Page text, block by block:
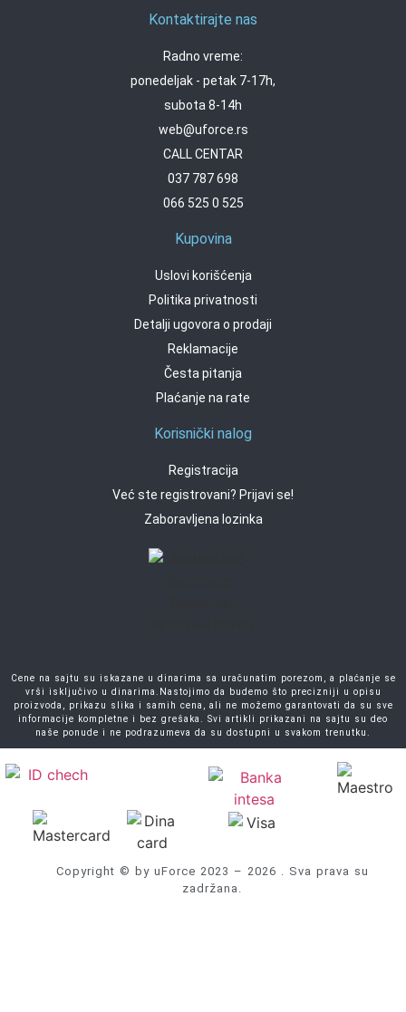
Kontaktirajte nas
Radno vreme:
ponedeljak - petak 7-17h,
subota 8-14h
web@uforce.rs
CALL CENTAR
037 787 698
066 525 0 525
Kupovina
Uslovi korišćenja
Politika privatnosti
Detalji ugovora o prodaji
Reklamacije
Česta pitanja
Plaćanje na rate
Korisnički nalog
Registracija
Već ste registrovani? Prijavi se!
Zaboravljena lozinka
Cene na sajtu su iskazane u dinarima sa uračunatim porezom, a plaćanje se
vrši isključivo u dinarima.Nastojimo da budemo što precizniji u opisu
proizvoda, prikazu slika i samih cena, ali ne možemo garantovati da su sve
informacije kompletne i bez grešaka. Svi artikli prikazani na sajtu su deo
naše ponude i ne podrazumeva da su dostupni u svakom trenutku.
Copyright © by uForce 2023 – 2026 . Sva prava su
zadržana.